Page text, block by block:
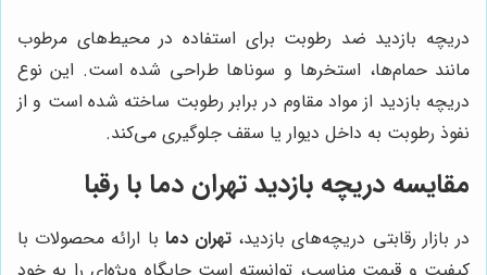
دریچه بازدید ضد رطوبت برای استفاده در محیط‌های مرطوب
مانند حمام‌ها، استخرها و سوناها طراحی شده است. این نوع
دریچه بازدید از مواد مقاوم در برابر رطوبت ساخته شده است و از
نفوذ رطوبت به داخل دیوار یا سقف جلوگیری می‌کند.
مقایسه دریچه بازدیدتهران دما با رقبا
در بازار رقابتی دریچه‌های بازدید، تهران دما با ارائه محصولات با